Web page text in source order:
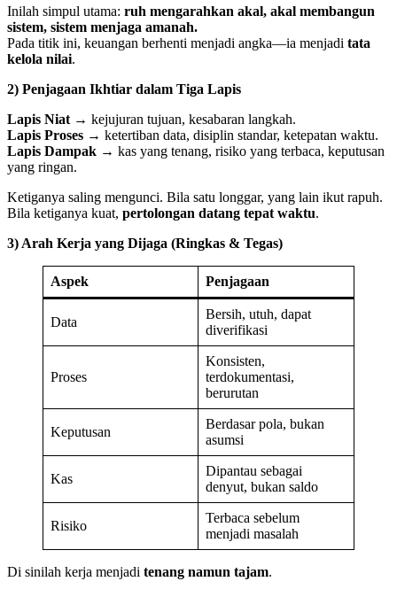
Inilah simpul utama: ruh mengarahkan akal, akal membangun
sistem, sistem menjaga amanah.
Pada titik ini, keuangan berhenti menjadi angka—ia menjadi tata
kelola nilai.
2) Penjagaan Ikhtiar dalam Tiga Lapis
Lapis Niat → kejujuran tujuan, kesabaran langkah.
Lapis Proses → ketertiban data, disiplin standar, ketepatan waktu.
Lapis Dampak → kas yang tenang, risiko yang terbaca, keputusan
yang ringan.
Ketiganya saling mengunci. Bila satu longgar, yang lain ikut rapuh.
Bila ketiganya kuat, pertolongan datang tepat waktu.
3) Arah Kerja yang Dijaga (Ringkas & Tegas)
Aspek Penjagaan
Data
Bersih, utuh, dapat
diverifikasi
Proses
Konsisten,
terdokumentasi,
berurutan
Keputusan
Berdasar pola, bukan
asumsi
Kas
Dipantau sebagai
denyut, bukan saldo
Risiko
Terbaca sebelum
menjadi masalah
Di sinilah kerja menjadi tenang namun tajam.